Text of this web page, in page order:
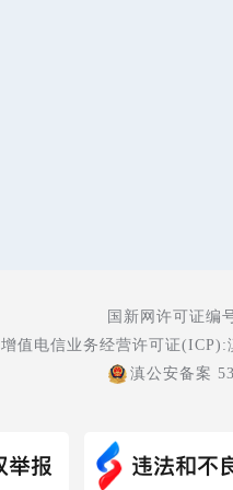
国新网许可证编
增值电信业务经营许可证(ICP):
滇公安备案